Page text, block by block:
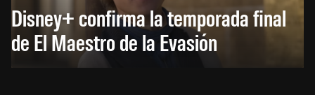
Disney+ confirma la temporada final
de El Maestro de la Evasión